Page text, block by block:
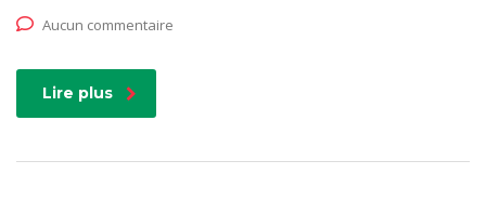
Aucun commentaire
Lire plus